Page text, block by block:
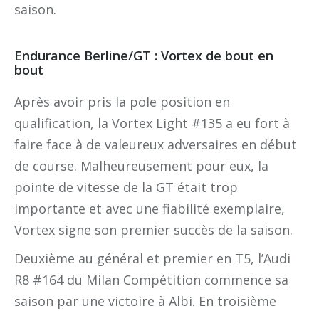
saison.
Endurance Berline/GT : Vortex de bout en
bout
Après avoir pris la pole position en
qualification, la Vortex Light #135 a eu fort à
faire face à de valeureux adversaires en début
de course. Malheureusement pour eux, la
pointe de vitesse de la GT était trop
importante et avec une fiabilité exemplaire,
Vortex signe son premier succès de la saison.
Deuxième au général et premier en T5, l’Audi
R8 #164 du Milan Compétition commence sa
saison par une victoire à Albi. En troisième